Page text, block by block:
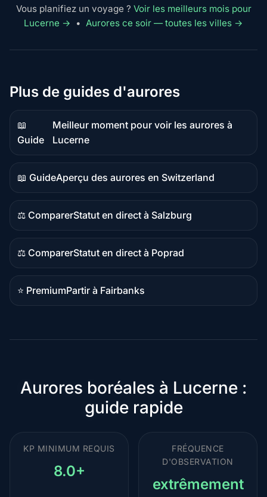
Vous planifiez un voyage ? Voir les meilleurs mois pour
Lucerne →
• Aurores ce soir — toutes les villes →
Plus de guides d'aurores
📖
Guide
Contenu
guide
Meilleur moment pour voir les aurores à
Lucerne
📖 Guide
Contenu
guide
Aperçu des aurores en Switzerland
⚖️ Comparer
Contenu
comparatif
Statut en direct à Salzburg
⚖️ Comparer
Contenu
comparatif
Statut en direct à Poprad
⭐ Premium
Destination
Partir à Fairbanks
Aurores boréales à Lucerne :
guide rapide
KP MINIMUM REQUIS
8.0+
FRÉQUENCE
D'OBSERVATION
extrêmement